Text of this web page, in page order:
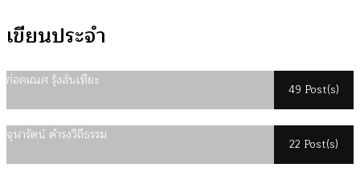
เขียนประจำ
ก่อคเณศ รุ้งสันเทียะ
49 Post(s)
จุฬารัตน์ ดำรงวิถีธรรม
22 Post(s)